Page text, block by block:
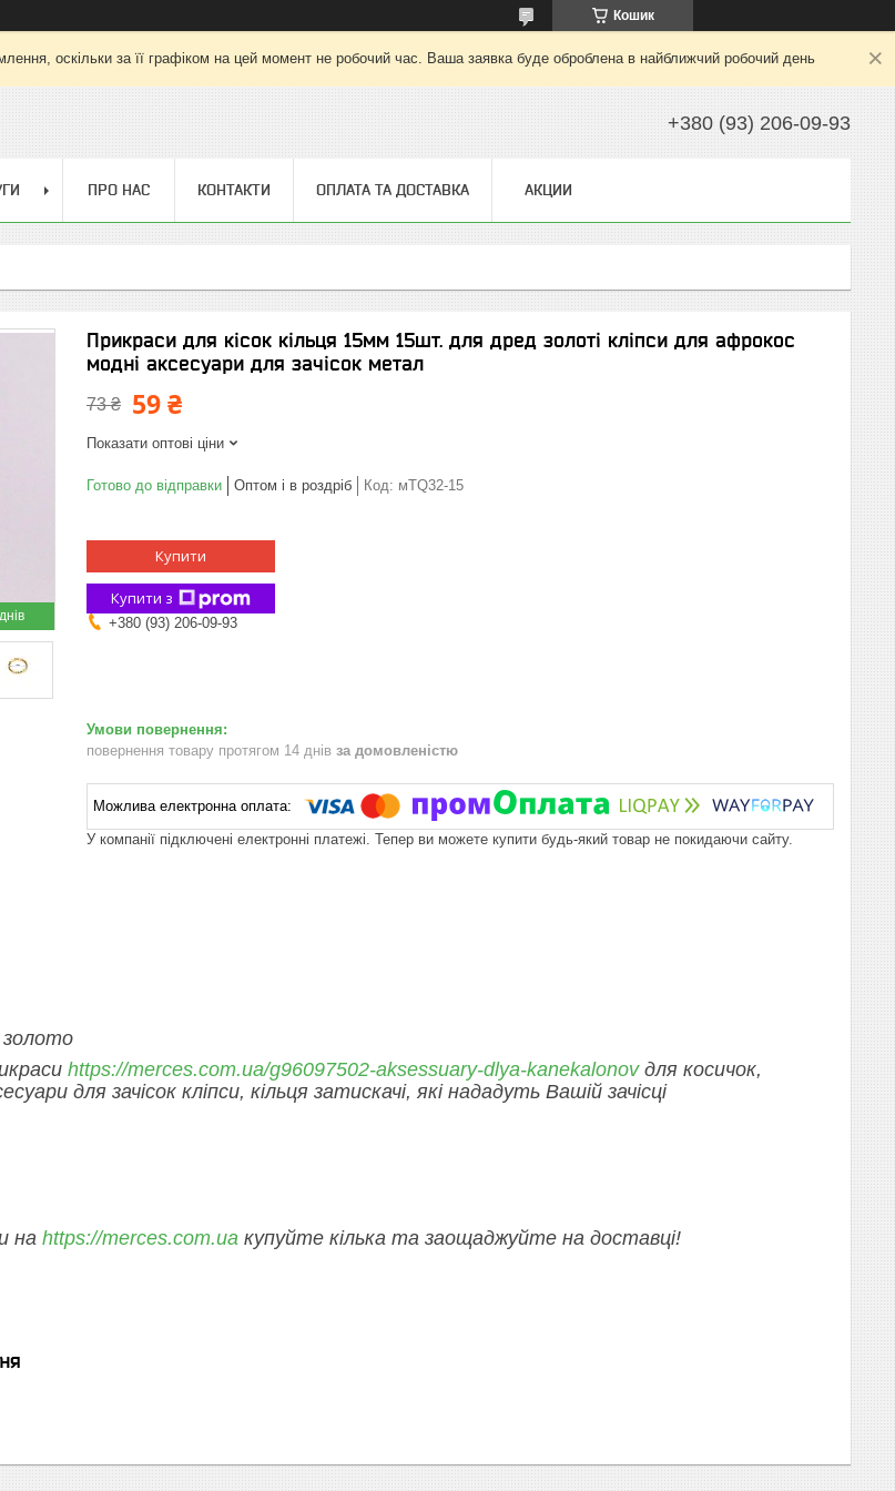
Кошик
оскільки за її графіком на цей момент не робочий час. Ваша заявка буде оброблена в найближчий робочий день
+380 (93) 206-09-93
ПРО НАС КОНТАКТИ ОПЛАТА ТА ДОСТАВКА АКЦИИ
Прикраси для кісок кільця 15мм 15шт. для дред золоті кліпси для афрокос
модні аксесуари для зачісок метал
73 ₴ 59 ₴
Показати оптові ціни
Готово до відправки Оптом і в роздріб Код: мTQ32-15
Купити
Купити з
+380 (93) 206-09-93
повернення товару протягом 14 днів за домовленістю
У компанії підключені електронні платежі. Тепер ви можете купити будь-який товар не покидаючи сайту.
золото
https://merces.com.ua/g96097502-aksessuary-dlya-kanekalonovдля косичок,
для зачісок кліпси, кільця затискачі, які нададуть Вашій зачісці
на https://merces.com.ua купуйте кілька та заощаджуйте на доставці!